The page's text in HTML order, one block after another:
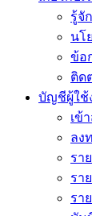
รู้จั
นโ
ข้อ
ติด
บัญชีผู้ใช้
เข้
ลง
รา
รา
รา